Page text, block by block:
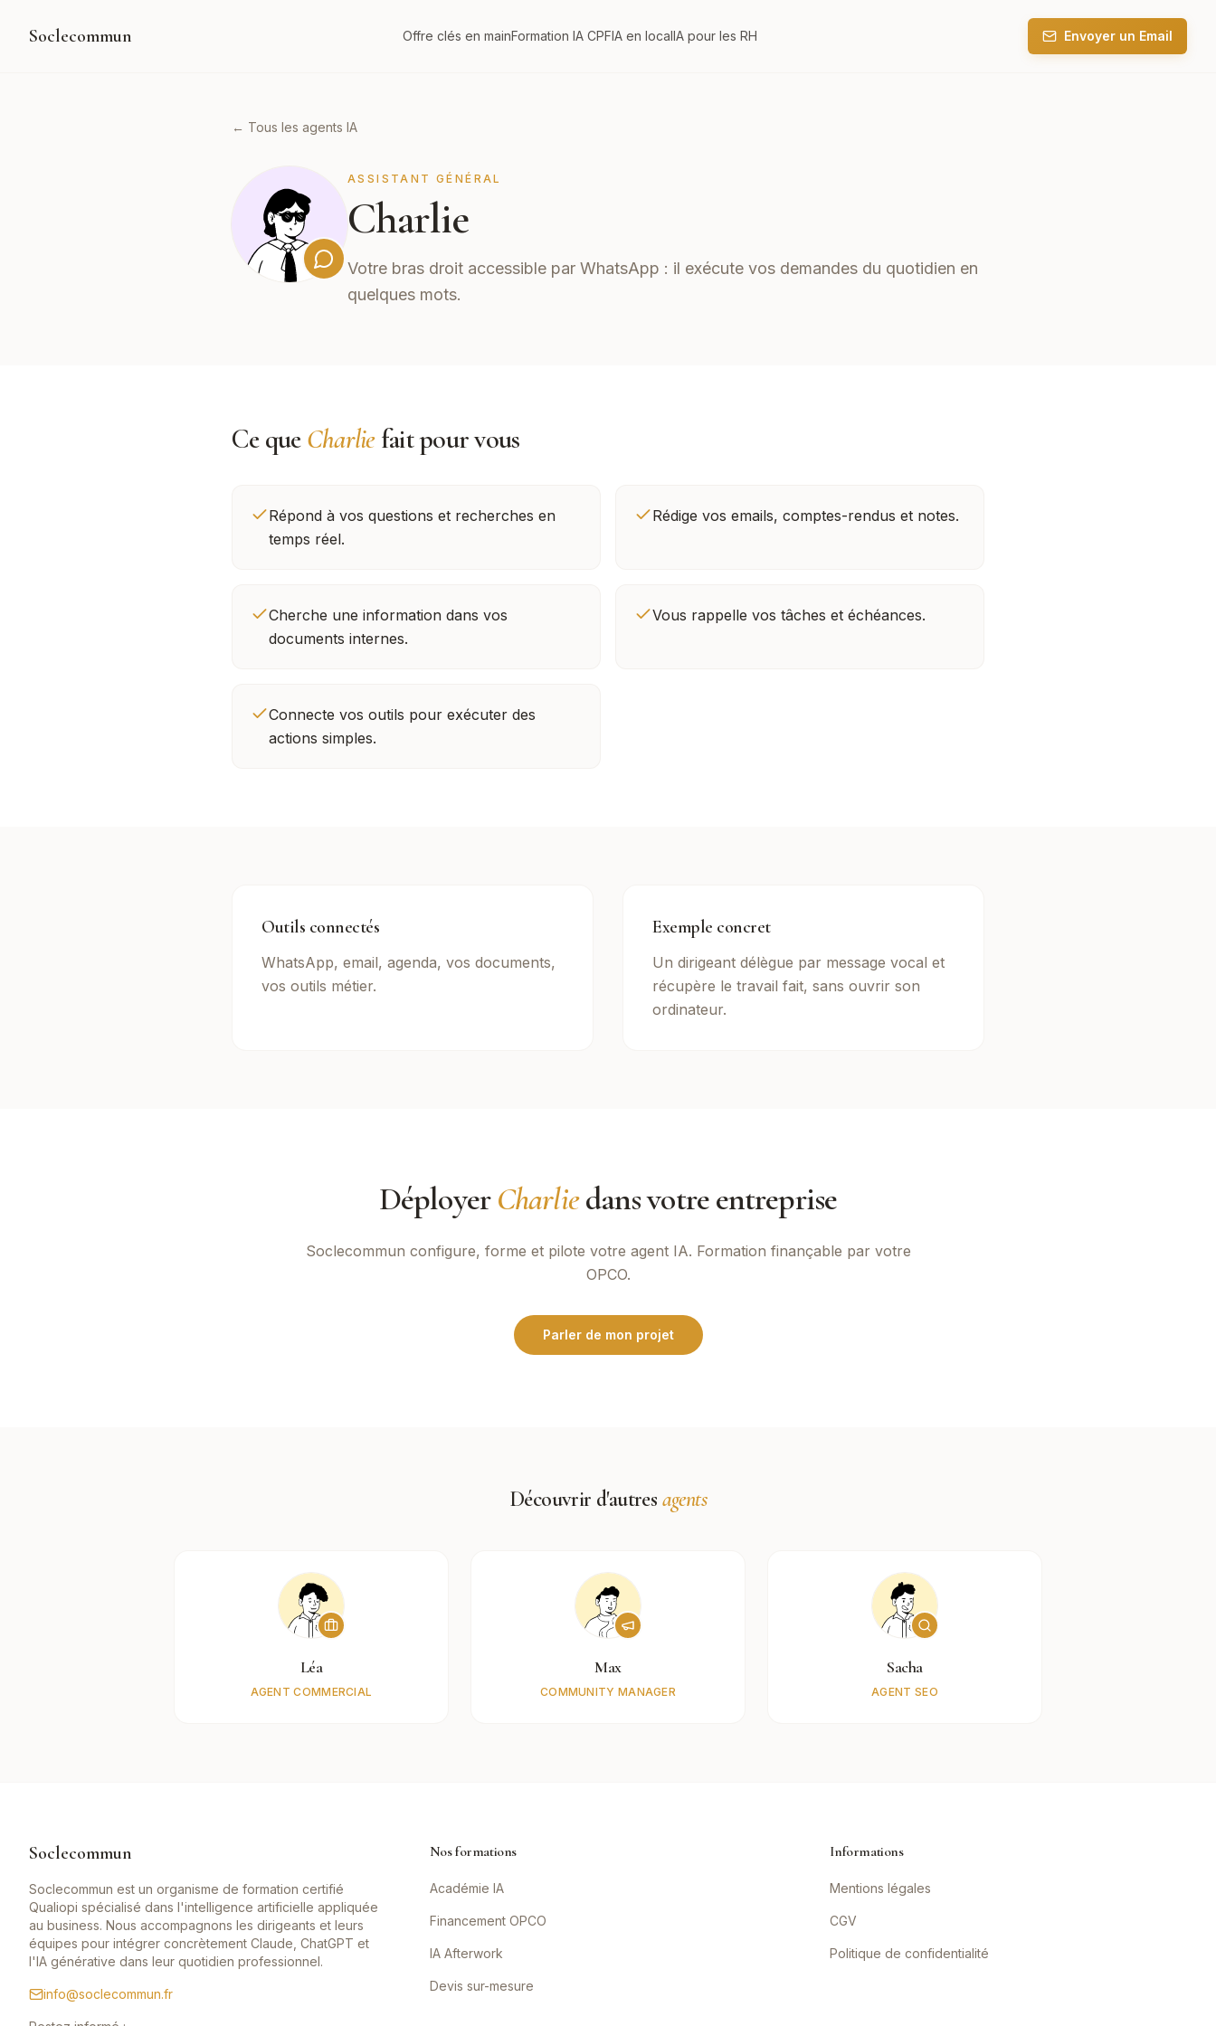
Soclecommun Offre clés en mainFormation IA CPFIA en localIA pour les RH Envoyer un Email
← Tous les agents IA
ASSISTANT GÉNÉRAL
Charlie
Votre bras droit accessible par WhatsApp : il exécute vos demandes du quotidien en
quelques mots.
Ce queCharliefait pour vous
Répond à vos questions et recherches en
temps réel.
Rédige vos emails, comptes-rendus et notes.
Cherche une information dans vos
documents internes.
Vous rappelle vos tâches et échéances.
Connecte vos outils pour exécuter des
actions simples.
Outils connectés
WhatsApp, email, agenda, vos documents,
vos outils métier.
Exemple concret
Un dirigeant délègue par message vocal et
récupère le travail fait, sans ouvrir son
ordinateur.
DéployerCharliedans votre entreprise
Soclecommun configure, forme et pilote votre agent IA. Formation finançable par votre
OPCO.
Parler de mon projet
Découvrir d'autres agents
Léa
AGENT COMMERCIAL
Max
COMMUNITY MANAGER
Sacha
AGENT SEO
Soclecommun
Soclecommun est un organisme de formation certifié
Qualiopi spécialisé dans l'intelligence artificielle appliquée
au business. Nous accompagnons les dirigeants et leurs
équipes pour intégrer concrètement Claude, ChatGPT et
l'IA générative dans leur quotidien professionnel.
info@soclecommun.fr
Nos formations
Académie IA
Financement OPCO
IA Afterwork
Devis sur-mesure
Informations
Mentions légales
CGV
Politique de confidentialité